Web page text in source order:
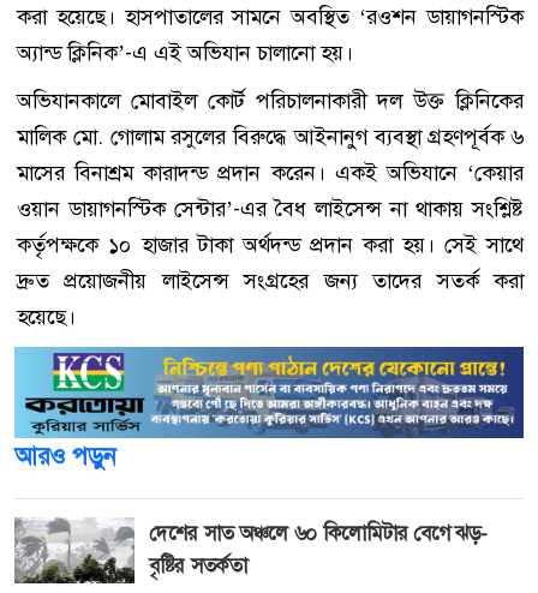
করা হয়েছে। হাসপাতালের সামনে অবস্থিত ‘রওশন ডায়াগনস্টিক
অ্যান্ড ক্লিনিক’-এ এই অভিযান চালানো হয়।
অভিযানকালে মোবাইল কোর্ট পরিচালনাকারী দল উক্ত ক্লিনিকের
মালিক মো. গোলাম রসুলের বিরুদ্ধে আইনানুগ ব্যবস্থা গ্রহণপূর্বক ৬
মাসের বিনাশ্রম কারাদন্ড প্রদান করেন। একই অভিযানে ‘কেয়ার
ওয়ান ডায়াগনস্টিক সেন্টার’-এর বৈধ লাইসেন্স না থাকায় সংশ্লিষ্ট
কর্তৃপক্ষকে ১০ হাজার টাকা অর্থদন্ড প্রদান করা হয়। সেই সাথে
দ্রুত প্রয়োজনীয় লাইসেন্স সংগ্রহের জন্য তাদের সতর্ক করা
হয়েছে।
আরও পড়ুন
দেশের সাত অঞ্চলে ৬০ কিলোমিটার বেগে ঝড়-
বৃষ্টির সতর্কতা